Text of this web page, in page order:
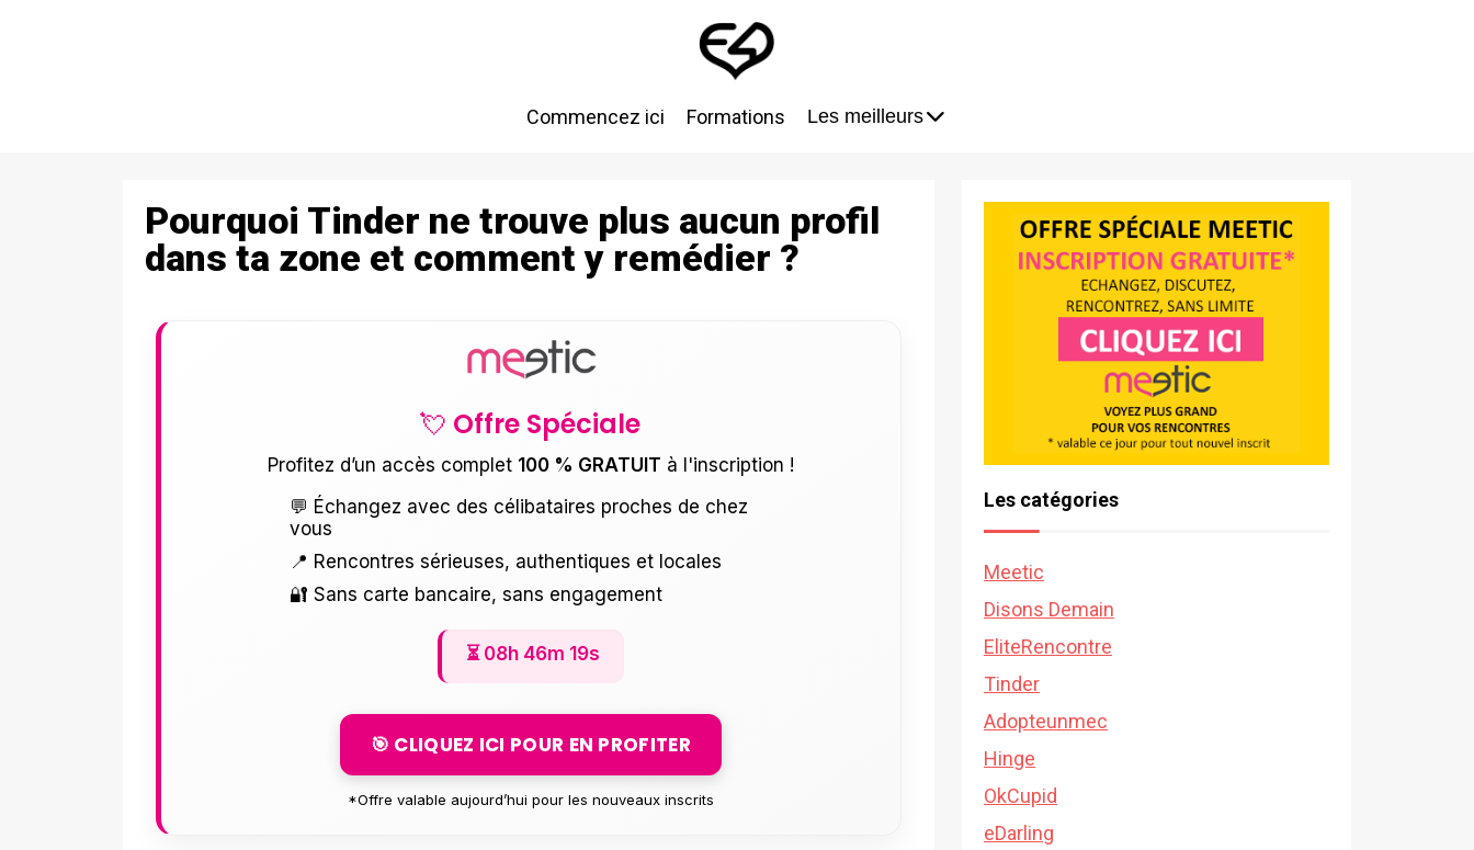
Commencez ici Formations Les meilleurs
Pourquoi Tinder ne trouve plus aucun profil
dans ta zone et comment y remédier ?
💘 Offre Spéciale
Profitez d’un accès complet 100 % GRATUIT à l'inscription !
💬 Échangez avec des célibataires proches de chez
vous
📍 Rencontres sérieuses, authentiques et locales
🔐 Sans carte bancaire, sans engagement
⏳ 08h 46m 18s
🎯 CLIQUEZ ICI POUR EN PROFITER
*Offre valable aujourd’hui pour les nouveaux inscrits
Les catégories
Meetic
Disons Demain
EliteRencontre
Tinder
Adopteunmec
Hinge
OkCupid
eDarling